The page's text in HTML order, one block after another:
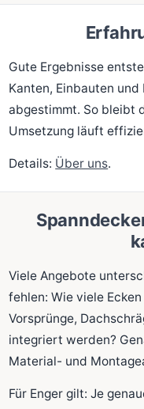
Gute Ergebnisse
Kanten, Einbauten
abgestimmt. So bleibt
Umsetzung läuft
Details: Über uns.
Viele Angebote
fehlen: Wie viele
Vorsprünge,
integriert werden?
Material- und
Für Enger gilt: Je